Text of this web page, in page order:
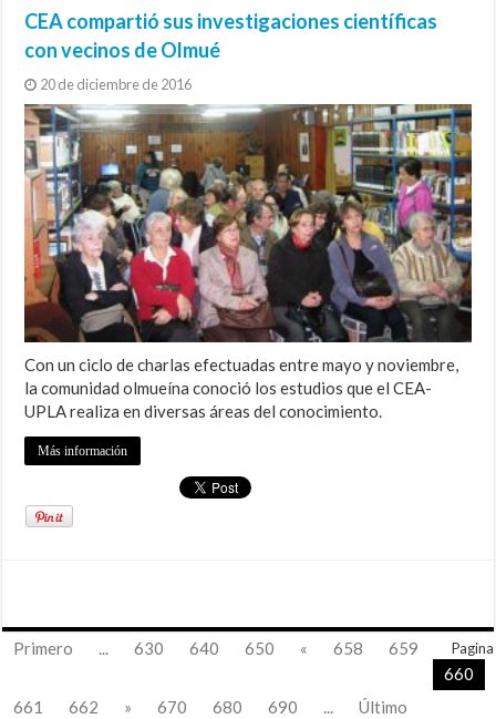
CEA compartió sus investigaciones científicas
con vecinos de Olmué
20 de diciembre de 2016
Con un ciclo de charlas efectuadas entre mayo y noviembre,
la comunidad olmueína conoció los estudios que el CEA-
UPLA realiza en diversas áreas del conocimiento.
Más información
Pagina
Primero ... 630 640 650 « 658
659
660
661
662 » 670 680 690 ... Último